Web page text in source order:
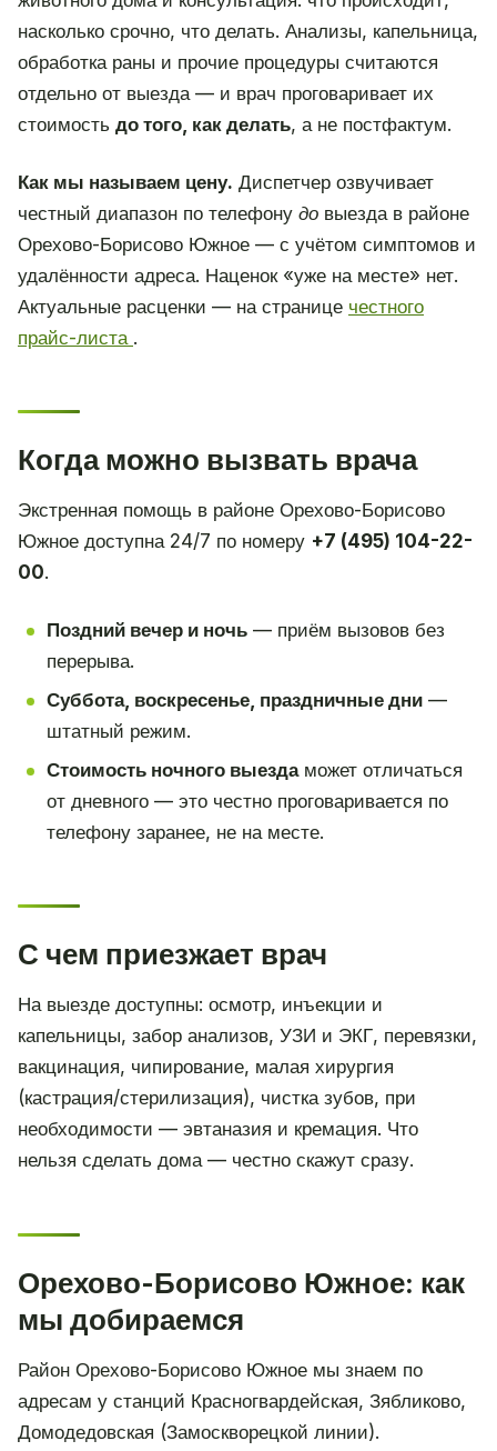
насколько срочно, что делать. Анализы, капельница,
обработка раны и прочие процедуры считаются
отдельно от выезда — и врач проговаривает их
стоимость до того, как делать, а не постфактум.
Как мы называем цену. Диспетчер озвучивает
честный диапазон по телефону до выезда в районе
Орехово-Борисово Южное — с учётом симптомов и
удалённости адреса. Наценок «уже на месте» нет.
Актуальные расценки — на странице честного
прайс-листа .
Когда можно вызвать врача
Экстренная помощь в районе Орехово-Борисово
Южное доступна 24/7 по номеру +7 (495) 104-22-
00.
Поздний вечер и ночь— приём вызовов без
перерыва.
Суббота, воскресенье, праздничные дни—
штатный режим.
Стоимость ночного выездаможет отличаться
от дневного — это честно проговаривается по
телефону заранее, не на месте.
С чем приезжает врач
На выезде доступны: осмотр, инъекции и
капельницы, забор анализов, УЗИ и ЭКГ, перевязки,
вакцинация, чипирование, малая хирургия
(кастрация/стерилизация), чистка зубов, при
необходимости — эвтаназия и кремация. Что
нельзя сделать дома — честно скажут сразу.
Орехово-Борисово Южное: как
мы добираемся
Район Орехово-Борисово Южное мы знаем по
адресам у станций Красногвардейская, Зябликово,
Домодедовская (Замоскворецкой линии).